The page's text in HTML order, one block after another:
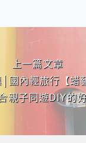
上一篇文章
│國內輕旅行【蜡
親子同遊DIY的